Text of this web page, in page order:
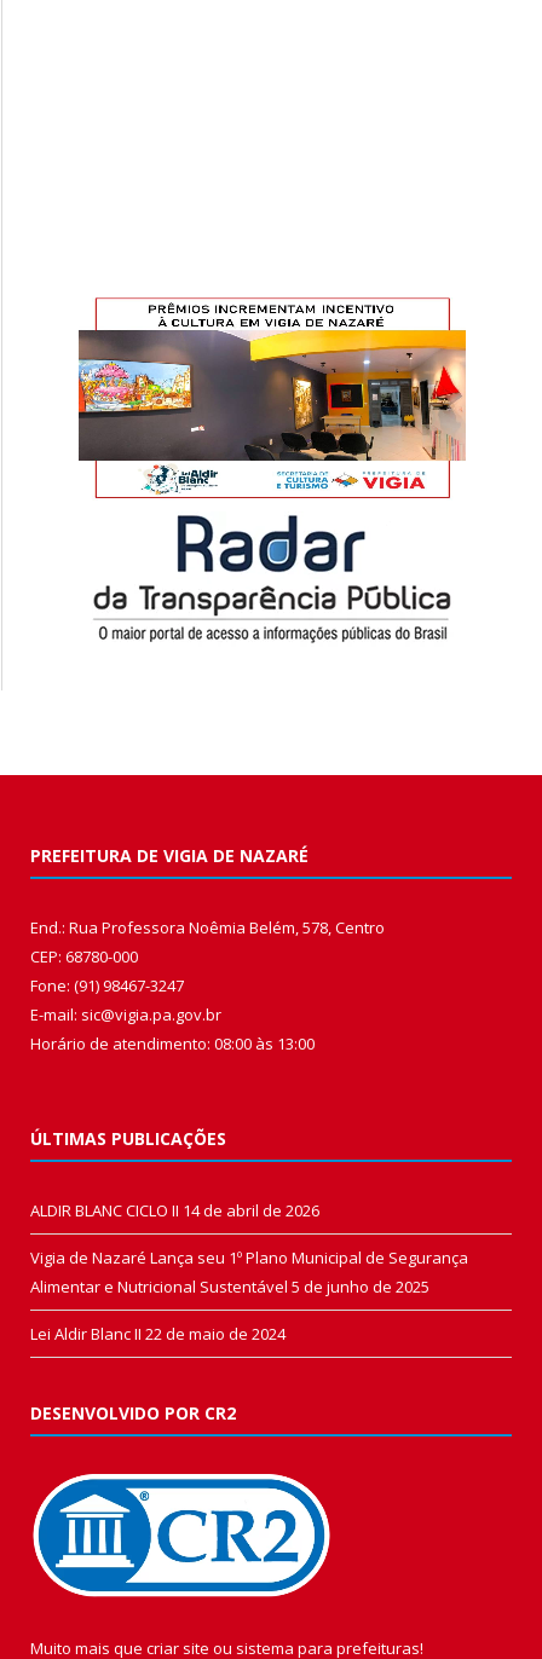
PREFEITURA DE VIGIA DE NAZARÉ
End.: Rua Professora Noêmia Belém, 578, Centro
CEP: 68780-000
Fone: (91) 98467-3247
E-mail: sic@vigia.pa.gov.br
Horário de atendimento: 08:00 às 13:00
ÚLTIMAS PUBLICAÇÕES
ALDIR BLANC CICLO II 14 de abril de 2026
Vigia de Nazaré Lança seu 1º Plano Municipal de Segurança
Alimentar e Nutricional Sustentável 5 de junho de 2025
Lei Aldir Blanc II 22 de maio de 2024
DESENVOLVIDO POR CR2
Muito mais que criar site ou sistema para prefeituras!